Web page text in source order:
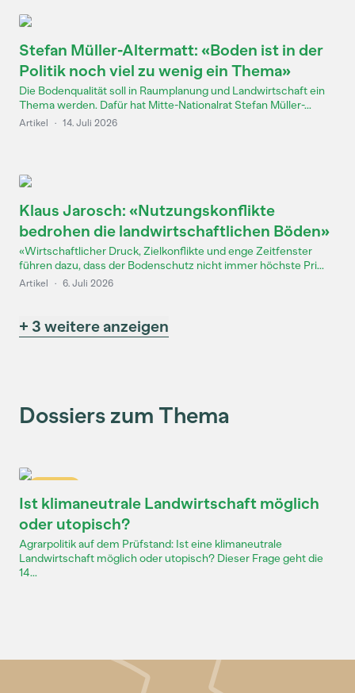
Stefan Müller-Altermatt: «Boden ist in der
Politik noch viel zu wenig ein Thema»
Die Bodenqualität soll in Raumplanung und Landwirtschaft ein
Thema werden. Dafür hat Mitte-Nationalrat Stefan Müller-...
Artikel · 14. Juli 2026
Klaus Jarosch: «Nutzungskonflikte
bedrohen die landwirtschaftlichen Böden»
«Wirtschaftlicher Druck, Zielkonflikte und enge Zeitfenster
führen dazu, dass der Bodenschutz nicht immer höchste Pri...
Artikel · 6. Juli 2026
+ 3 weitere anzeigen
Dossiers zum Thema
Ist klimaneutrale Landwirtschaft möglich
oder utopisch?
Agrarpolitik auf dem Prüfstand: Ist eine klimaneutrale
Landwirtschaft möglich oder utopisch? Dieser Frage geht die
14...